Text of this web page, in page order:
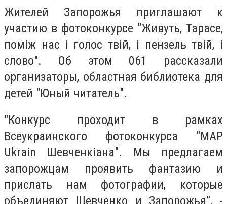
Жителей Запорожья приглашают к
участию в фотоконкурсе "Живуть, Тарасе,
поміж нас і голос твій, і пензель твій, і
слово". Об этом 061 рассказали
организаторы, областная библиотека для
детей "Юный читатель".
"Конкурс проходит в рамках
Всеукраинского фотоконкурса "МАР
Ukrain Шевченкіана". Мы предлагаем
запорожцам проявить фантазию и
прислать нам фотографии, которые
объединяют Шевченко и Запорожья”, -